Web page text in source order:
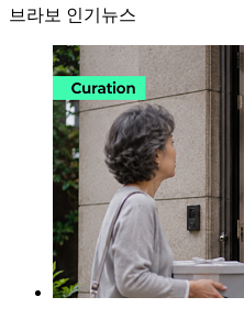
브라보 인기뉴스